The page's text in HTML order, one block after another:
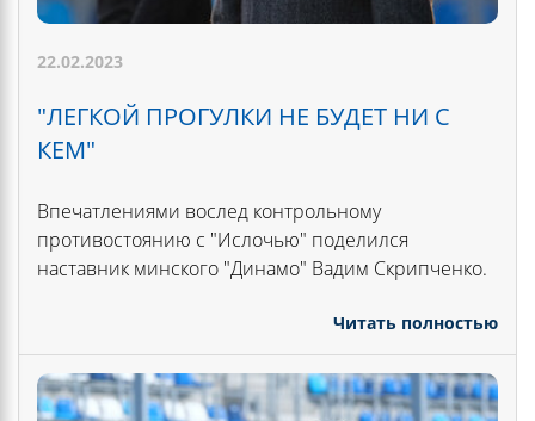
22.02.2023
"ЛЕГКОЙ ПРОГУЛКИ НЕ БУДЕТ НИ С
КЕМ"
Впечатлениями вослед контрольному
противостоянию с "Ислочью" поделился
наставник минского "Динамо" Вадим Скрипченко.
Читать полностью